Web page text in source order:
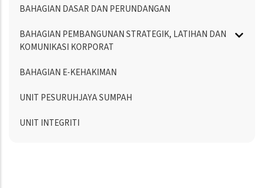
BAHAGIAN DASAR DAN PERUNDANGAN
BAHAGIAN PEMBANGUNAN STRATEGIK, LATIHAN DAN
KOMUNIKASI KORPORAT
BAHAGIAN E-KEHAKIMAN
UNIT PESURUHJAYA SUMPAH
UNIT INTEGRITI